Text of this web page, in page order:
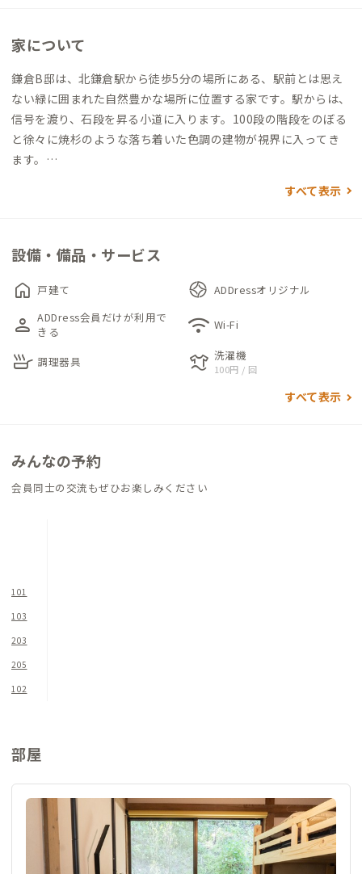
家について
鎌倉B邸は、北鎌倉駅から徒歩5分の場所にある、駅前とは思え
ない緑に囲まれた自然豊かな場所に位置する家です。駅からは、
信号を渡り、石段を昇る小道に入ります。100段の階段をのぼる
と徐々に焼杉のような落ち着いた色調の建物が視界に入ってき
ます。
この家は元々、著名な東洋・考古学者の自宅でした。増改築を
す。
玄関に入ると、まず注目するのは、広々とした吹き抜け空間とス
キップフロア。1階は、多くの人が一緒に過ごせる広々としたリ
ビングとキッチンがあります。特徴的な青緑色のタイルが魅力の
キッチンは、多くの人と料理を楽しむのにぴったりの場所にな
っています。一方、2階には集中力を高める書斎スペースやリラ
ックスできるロッキングチェアが設けられています。
ッチンカウンターにはもともと本棚として使われていた古材を
積極的に使用しています。壁や手すりには本が配置されており、
一度外に出る必要があります。古民家ということもあり、安全上
問題はありませんが、ドアが開閉しにくいなど建具の経年劣化
もございますので、予めご了承ください。
楽しみください。
※利用上の注意
外部照明は日没ごろ点灯し、22時台には消灯します。夜間は暗
いため、足元にお気をつけてお越しください。
すべて表示
設備・備品・サービス
home 戸建て ADDressオリジナル
person ADDress会員だけが利用で
きる
wifi Wi-Fi
skillet 調理器具 laundry 洗濯機
100円 / 回
すべて表示
みんなの予約
会員同士の交流もぜひお楽しみください
101
103
203
205
102
部屋